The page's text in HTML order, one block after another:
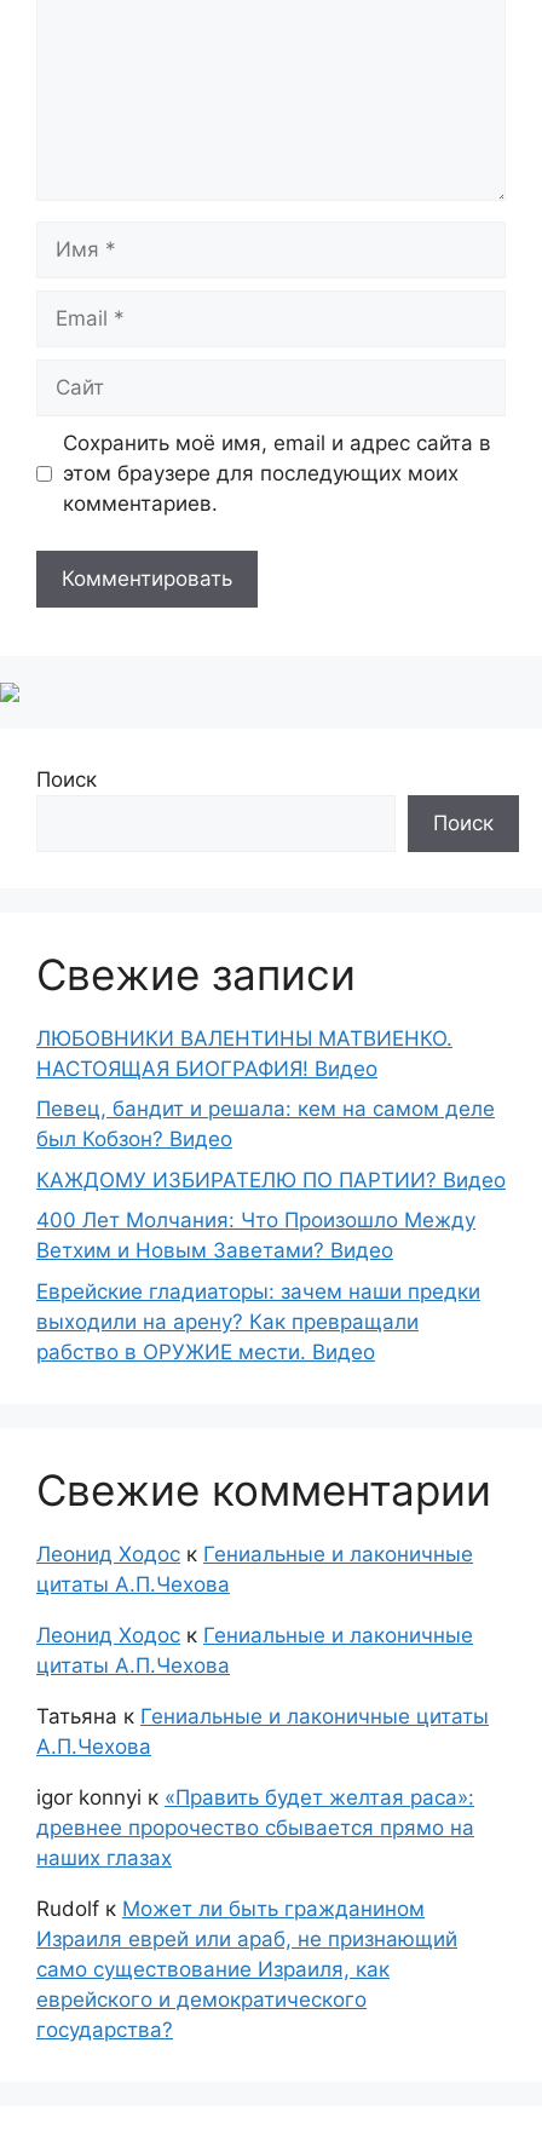
Имя
Email
Сайт
Сохранить моё имя, email и адрес сайта в
этом браузере для последующих моих
комментариев.
Поиск
Поиск
Свежие записи
ЛЮБОВНИКИ ВАЛЕНТИНЫ МАТВИЕНКО.
НАСТОЯЩАЯ БИОГРАФИЯ! Видео
Певец, бандит и решала: кем на самом деле
был Кобзон? Видео
КАЖДОМУ ИЗБИРАТЕЛЮ ПО ПАРТИИ? Видео
400 Лет Молчания: Что Произошло Между
Ветхим и Новым Заветами? Видео
Еврейские гладиаторы: зачем наши предки
выходили на арену? Как превращали
рабство в ОРУЖИЕ мести. Видео
Свежие комментарии
Леонид Ходос к Гениальные и лаконичные
цитаты А.П.Чехова
Леонид Ходос к Гениальные и лаконичные
цитаты А.П.Чехова
Татьяна к Гениальные и лаконичные цитаты
А.П.Чехова
igor konnyi к «Править будет желтая раса»:
древнее пророчество сбывается прямо на
наших глазах
Rudolf к Может ли быть гражданином
Израиля еврей или араб, не признающий
само существование Израиля, как
еврейского и демократического
государства?